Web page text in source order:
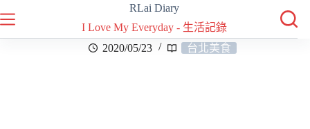
RLai Diary
I Love My Everyday - 生活記錄
2020/05/23
台北美食